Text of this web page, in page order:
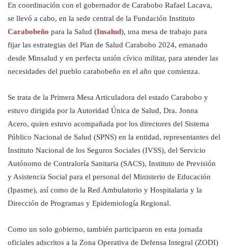
En coordinación con el gobernador de Carabobo Rafael Lacava,
se llevó a cabo, en la sede central de la Fundación Instituto
Carabobeño para la Salud (Insalud), una mesa de trabajo para
fijar las estrategias del Plan de Salud Carabobo 2024, emanado
desde Minsalud y en perfecta unión cívico militar, para atender las
necesidades del pueblo carabobeño en el año que comienza.
Se trata de la Primera Mesa Articuladora del estado Carabobo y
estuvo dirigida por la Autoridad Única de Salud, Dra. Jonna
Acero, quien estuvo acompañada por los directores del Sistema
Público Nacional de Salud (SPNS) en la entidad, representantes del
Instituto Nacional de los Seguros Sociales (IVSS), del Servicio
Autónomo de Contraloría Sanitaria (SACS), Instituto de Previsión
y Asistencia Social para el personal del Ministerio de Educación
(Ipasme), así como de la Red Ambulatorio y Hospitalaria y la
Dirección de Programas y Epidemiología Regional.
Como un solo gobierno, también participaron en esta jornada
oficiales adscritos a la Zona Operativa de Defensa Integral (ZODI)